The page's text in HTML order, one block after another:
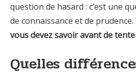
question de hasard : c’est une
de connaissance et de prudence.
vous devez savoir avant de
Quelles